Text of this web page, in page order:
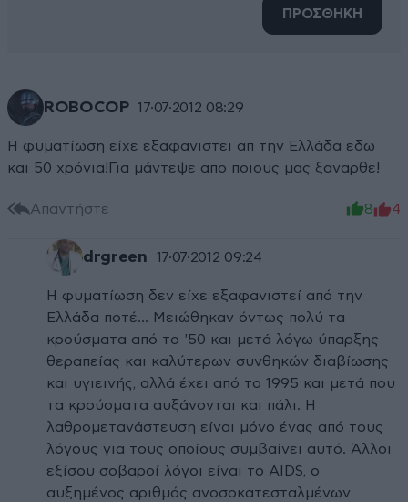
ΠΡΟΣΘΗΚΗ
ROBOCOP 17·07·2012 08:29
Η φυματίωση είχε εξαφανιστει απ την Ελλάδα εδω
και 50 χρόνια!Για μάντεψε απο ποιους μας ξαναρθε!
Απαντήστε 8 4
drgreen 17·07·2012 09:24
Η φυματίωση δεν είχε εξαφανιστεί από την
Ελλάδα ποτέ... Μειώθηκαν όντως πολύ τα
κρούσματα από το '50 και μετά λόγω ύπαρξης
θεραπείας και καλύτερων συνθηκών διαβίωσης
και υγιεινής, αλλά έχει από το 1995 και μετά που
τα κρούσματα αυξάνονται και πάλι. Η
λαθρομετανάστευση είναι μόνο ένας από τους
λόγους για τους οποίους συμβαίνει αυτό. Άλλοι
εξίσου σοβαροί λόγοι είναι το AIDS, ο
αυξημένος αριθμός ανοσοκατεσταλμένων